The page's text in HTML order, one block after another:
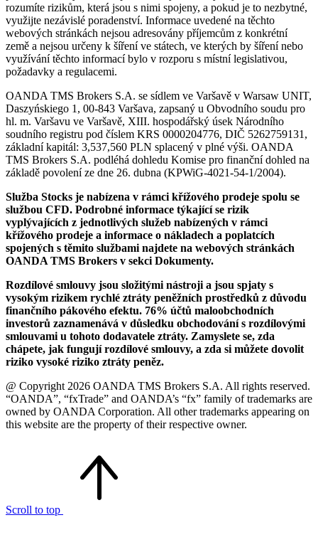
rozumíte rizikům, která jsou s nimi spojeny, a pokud je to nezbytné,
využijte nezávislé poradenství. Informace uvedené na těchto
webových stránkách nejsou adresovány příjemcům z konkrétní
země a nejsou určeny k šíření ve státech, ve kterých by šíření nebo
využívání těchto informací bylo v rozporu s místní legislativou,
požadavky a regulacemi.
OANDA TMS Brokers S.A. se sídlem ve Varšavě v Warsaw UNIT,
Daszyńskiego 1, 00-843 Varšava, zapsaný u Obvodního soudu pro
hl. m. Varšavu ve Varšavě, XIII. hospodářský úsek Národního
soudního registru pod číslem KRS 0000204776, DIČ 5262759131,
základní kapitál: 3,537,560 PLN splacený v plné výši. OANDA
TMS Brokers S.A. podléhá dohledu Komise pro finanční dohled na
základě povolení ze dne 26. dubna (KPWiG-4021-54-1/2004).
Služba Stocks je nabízena v rámci křížového prodeje spolu se
službou CFD. Podrobné informace týkající se rizik
vyplývajících z jednotlivých služeb nabízených v rámci
křížového prodeje a informace o nákladech a poplatcích
spojených s těmito službami najdete na webových stránkách
OANDA TMS Brokers v sekci Dokumenty.
Rozdílové smlouvy jsou složitými nástroji a jsou spjaty s
vysokým rizikem rychlé ztráty peněžních prostředků z důvodu
finančního pákového efektu. 76% účtů maloobchodních
investorů zaznamenává v důsledku obchodování s rozdílovými
smlouvami u tohoto dodavatele ztráty. Zamyslete se, zda
chápete, jak fungují rozdílové smlouvy, a zda si můžete dovolit
riziko vysoké riziko ztráty peněz.
@ Copyright 2026 OANDA TMS Brokers S.A. All rights reserved.
“OANDA”, “fxTrade” and OANDA’s “fx” family of trademarks are
owned by OANDA Corporation. All other trademarks appearing on
this website are the property of their respective owner.
Scroll to top